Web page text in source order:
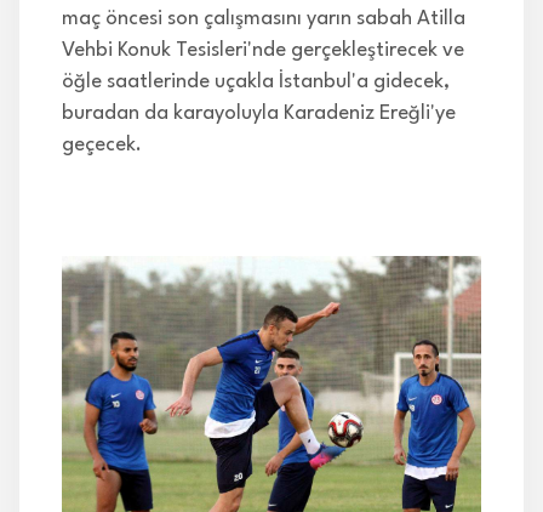
maç öncesi son çalışmasını yarın sabah Atilla
Vehbi Konuk Tesisleri'nde gerçekleştirecek ve
öğle saatlerinde uçakla İstanbul'a gidecek,
buradan da karayoluyla Karadeniz Ereğli'ye
geçecek.